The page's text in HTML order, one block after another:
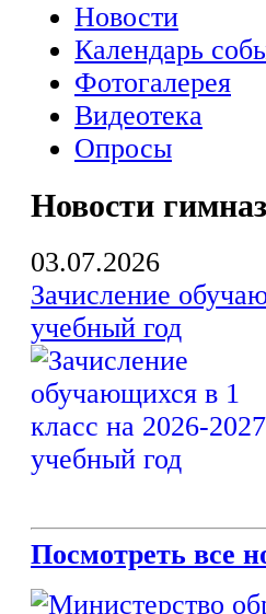
Новости
Календарь
Фотогалерея
Видеотека
Опросы
Новости
03.07.2026
Зачисление
учебный год
Посмотреть все